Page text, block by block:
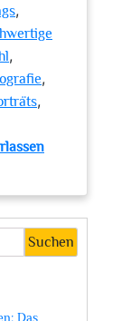
,
,
,
,
Suchen
Das